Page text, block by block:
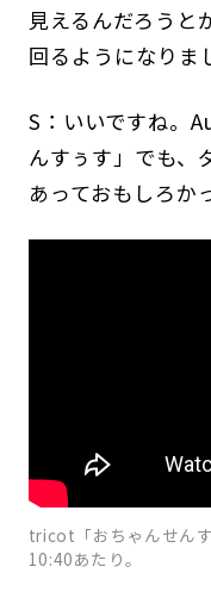
見えるんだろうと
回るようになりま
S：いいですね。
んすぅす」でも、
あっておもしろか
tricot「おちゃんせん
10:40あたり。